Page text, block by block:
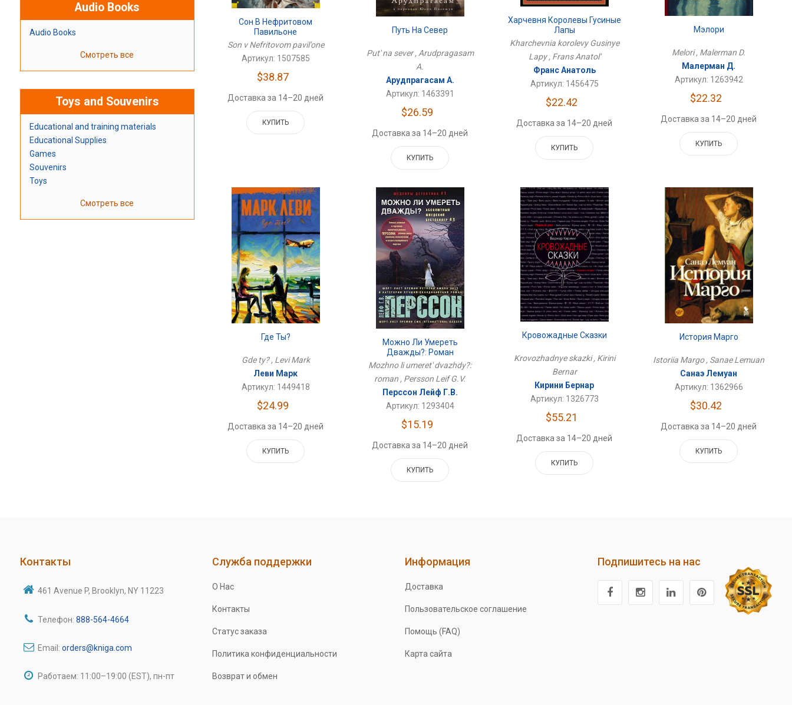
Audio Books
Audio Books
Смотреть все
Toys and Souvenirs
Educational and training materials
Educational Supplies
Games
Souvenirs
Toys
Смотреть все
Сон В Нефритовом
Павильоне
Son v Nefritovom pavil'one
Артикул: 1507585
$38.87
Доставка за 14–20 дней
КУПИТЬ
Путь На Север
Put' na sever , Arudpragasam
A.
Арудпрагасам А.
Артикул: 1463391
$26.59
Доставка за 14–20 дней
КУПИТЬ
Харчевня Королевы Гусиные
Лапы
Kharchevnia korolevy Gusinye
Lapy , Frans Anatol'
Франс Анатоль
Артикул: 1456475
$22.42
Доставка за 14–20 дней
КУПИТЬ
Мэлори
Melori , Malerman D.
Малерман Д.
Артикул: 1263942
$22.32
Доставка за 14–20 дней
КУПИТЬ
Где Ты?
Gde ty? , Levi Mark
Леви Марк
Артикул: 1449418
$24.99
Доставка за 14–20 дней
КУПИТЬ
Можно Ли Умереть
Дважды?: Роман
Mozhno li umeret' dvazhdy?:
roman , Persson Leif G.V.
Перссон Лейф Г.В.
Артикул: 1293404
$15.19
Доставка за 14–20 дней
КУПИТЬ
Кровожадные Сказки
Krovozhadnye skazki , Kirini
Bernar
Кирини Бернар
Артикул: 1326773
$55.21
Доставка за 14–20 дней
КУПИТЬ
История Марго
Istoriia Margo , Sanae Lemuan
Санаэ Лемуан
Артикул: 1362966
$30.42
Доставка за 14–20 дней
КУПИТЬ
Контакты
461 Avenue P, Brooklyn, NY 11223
Телефон: 888-564-4664
Email: orders@kniga.com
Работаем: 11:00–19:00 (EST), пн-пт
Служба поддержки
О Нас
Контакты
Статус заказа
Политика конфиденциальности
Возврат и обмен
Информация
Доставка
Пользовательское соглашение
Помощь (FAQ)
Карта сайта
Подпишитесь на нас